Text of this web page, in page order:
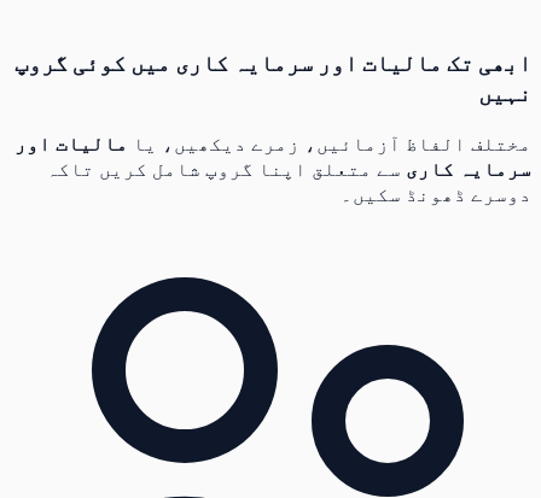
ابھی تک مالیات اور سرمایہ کاری میں کوئی گروپ
نہیں
مختلف الفاظ آزمائیں، زمرے دیکھیں، یا مالیات اور
سرمایہ کاریسے متعلق اپنا گروپ شامل کریں تاکہ
دوسرے ڈھونڈ سکیں۔